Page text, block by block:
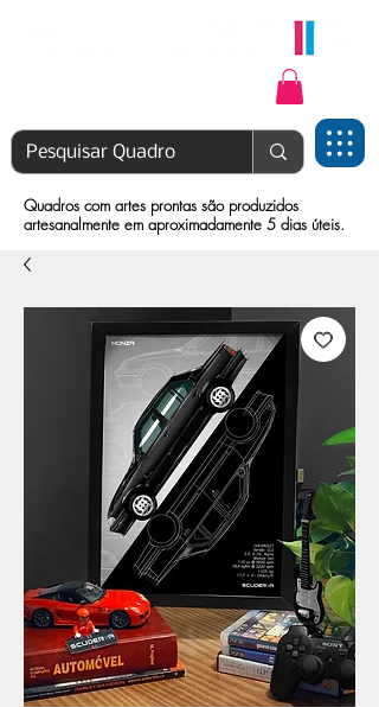
Quadros com artes prontas são produzidos
artesanalmente em aproximadamente 5 dias úteis.